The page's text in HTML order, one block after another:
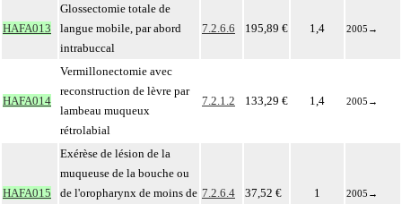
HAFA013
Glossectomie totale de
langue mobile, par abord
intrabuccal
7.2.6.6 195,89 € 1,4 2005 →
HAFA014
Vermillonectomie avec
reconstruction de lèvre par
lambeau muqueux
rétrolabial
7.2.1.2 133,29 € 1,4 2005 →
HAFA015
Exérèse de lésion de la
muqueuse de la bouche ou
de l'oropharynx de moins de 7.2.6.4 37,52 € 1 2005 →